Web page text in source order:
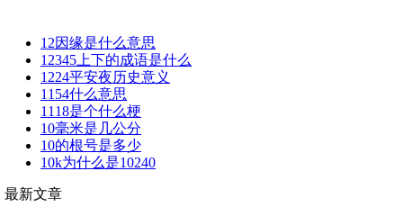
12因缘是什么意思
12345上下的成语是什么
1224平安夜历史意义
1154什么意思
1118是个什么梗
10毫米是几公分
10的根号是多少
10k为什么是10240
最新文章